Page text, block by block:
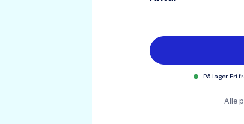
På lager. Fri
Alle